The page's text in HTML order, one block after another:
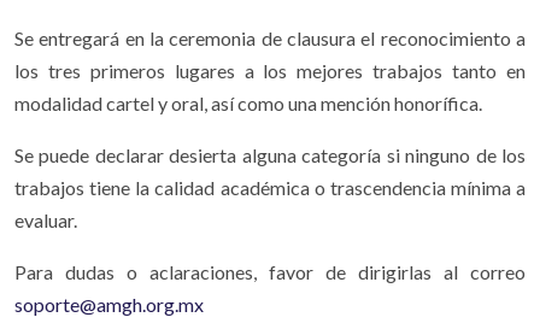
Se entregará en la ceremonia de clausura el reconocimiento a
los tres primeros lugares a los mejores trabajos tanto en
modalidad cartel y oral, así como una mención honorífica.
Se puede declarar desierta alguna categoría si ninguno de los
trabajos tiene la calidad académica o trascendencia mínima a
evaluar.
Para dudas o aclaraciones, favor de dirigirlas al correo
soporte@amgh.org.mx